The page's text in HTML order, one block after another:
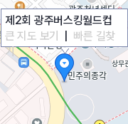
제2회 광주버스킹월드컵
큰 지도 보기
빠른 길찾
기